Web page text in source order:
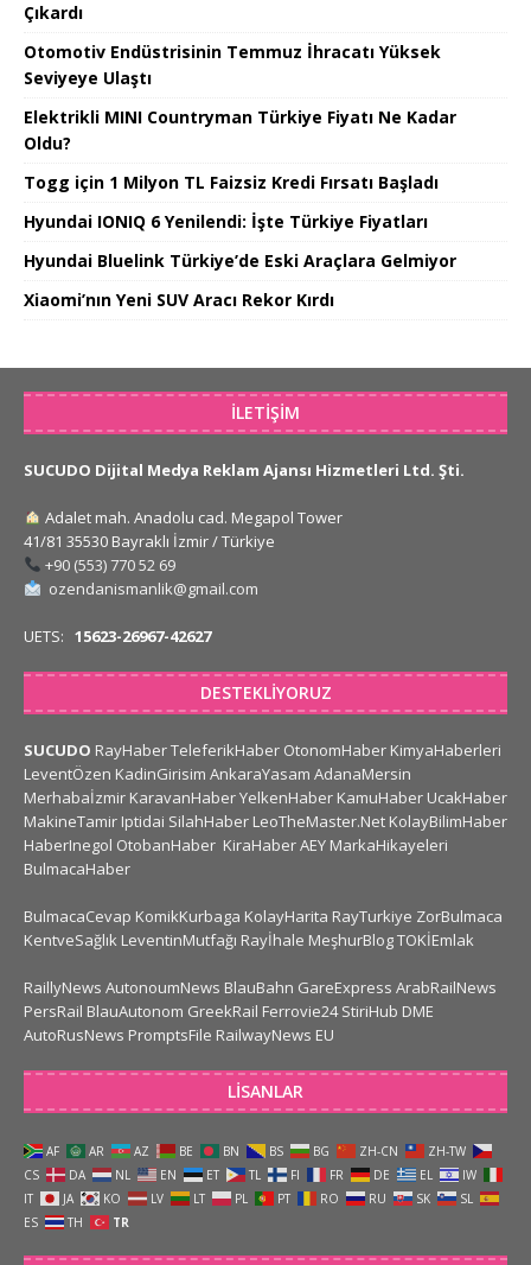
Çıkardı
Otomotiv Endüstrisinin Temmuz İhracatı Yüksek
Seviyeye Ulaştı
Elektrikli MINI Countryman Türkiye Fiyatı Ne Kadar
Oldu?
Togg için 1 Milyon TL Faizsiz Kredi Fırsatı Başladı
Hyundai IONIQ 6 Yenilendi: İşte Türkiye Fiyatları
Hyundai Bluelink Türkiye’de Eski Araçlara Gelmiyor
Xiaomi’nın Yeni SUV Aracı Rekor Kırdı
İLETIŞIM
SUCUDO Dijital Medya Reklam Ajansı Hizmetleri Ltd. Şti.
Adalet mah. Anadolu cad. Megapol Tower
41/81 35530 Bayraklı İzmir / Türkiye
+90 (553) 770 52 69
ozendanismanlik@gmail.com
UETS: 15623-26967-42627
DESTEKLIYORUZ
SUCUDO RayHaberTeleferikHaber OtonomHaber KimyaHaberleri
LeventÖzen KadinGirisim AnkaraYasam AdanaMersin
Merhabaİzmir KaravanHaberYelkenHaber KamuHaber UcakHaber
MakineTamir Iptidai SilahHaber LeoTheMaster.Net KolayBilimHaber
HaberInegol OtobanHaber KiraHaberAEY MarkaHikayeleri
BulmacaHaber
BulmacaCevap KomikKurbaga KolayHarita RayTurkiye ZorBulmaca
KentveSağlık LeventinMutfağı Rayİhale MeşhurBlogTOKİEmlak
RaillyNews AutonoumNews BlauBahn GareExpress ArabRailNews
PersRail BlauAutonom GreekRail Ferrovie24 StiriHub DME
AutoRusNews PromptsFile RailwayNews EU
LISANLAR
AF AR AZ BE BN BS BG ZH-CN
ZH-TW
CS
DA NL EN ET TL FI FR DE EL
IW
IT
JA KO LV LT PL PT RO RU SK
SL
ES
TH TR